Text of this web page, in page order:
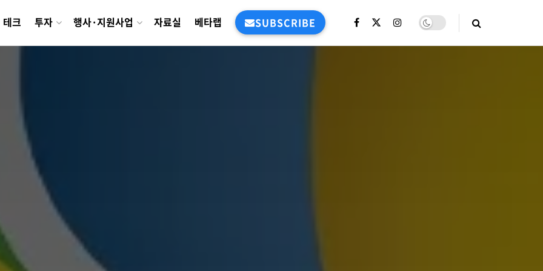
테크 투자 행사·지원사업 자료실 베타랩 SUBSCRIBE